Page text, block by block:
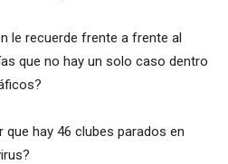
le recuerde frente a frente al
que no hay un solo caso dentro
hay 46 clubes parados en